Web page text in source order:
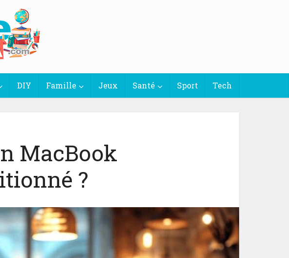
DIY Famille Jeux Santé Sport Tech
MacBook
?